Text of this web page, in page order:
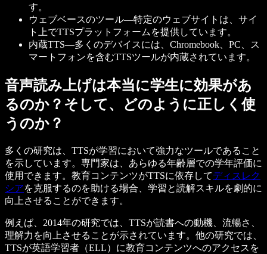
す。
ウェブベースのツール—特定のウェブサイトは、サイ
ト上でTTSプラットフォームを提供しています。
内蔵TTS—多くのデバイスには、Chromebook、PC、ス
マートフォンを含むTTSツールが内蔵されています。
音声読み上げは本当に学生に効果があ
るのか？そして、どのように正しく使
うのか？
多くの研究は、TTSが学習において強力なツールであること
を示しています。専門家は、あらゆる年齢層での学年評価に
使用できます。教育コンテンツがTTSに依存してディスレク
シアを克服するのを助ける場合、学習と読解スキルを劇的に
向上させることができます。
例えば、2014年の研究では、TTSが読書への動機、流暢さ、
理解力を向上させることが示されています。他の研究では、
TTSが英語学習者（ELL）に教育コンテンツへのアクセスを